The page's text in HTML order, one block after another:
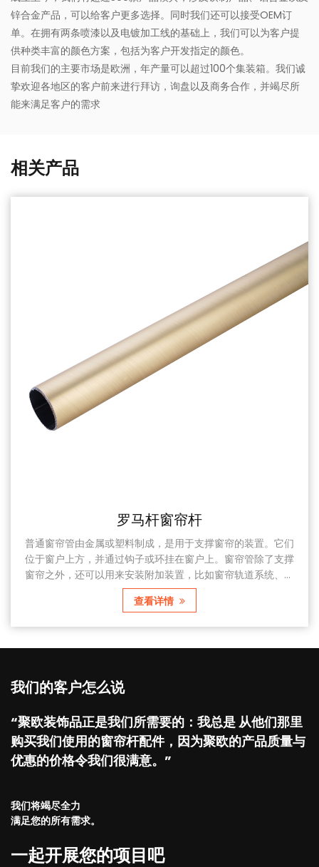
锌合金产品，可以给客户更多选择。同时我们还可以接受OEM订
单。在拥有两条喷漆以及电镀加工线的基础上，我们可以为客户提
供种类丰富的颜色方案，包括为客户开发指定的颜色。
目前我们的主要市场是欧洲，年产量可以超过100个集装箱。我们诚
挚欢迎各地区的客户前来进行拜访，询盘以及商务合作，并竭尽所
能来满足客户的需求
相关产品
罗马杆窗帘杆
帘管由金属或塑料制成，是用于支撑窗帘的装置。它们
户上方，并通过钩子或环挂在窗户上。窗帘管除了支撑
外，还可以用来安装附加装置，比如窗帘轨道系统、电
装置等，这些装置可以让窗帘更加智能，操作也更加方
通窗帘管可以通过卷绕、拉动或推动来打开或关闭，以
我们的客户怎么说
“聚欧装饰品正是我们所需要的：我总是 从他们那里
购买我们使用的窗帘杆配件，因为聚欧的产品质量与
优惠的价格令我们很满意。”
我们将竭尽全力
满足您的所有需求。
一起开展您的项目吧